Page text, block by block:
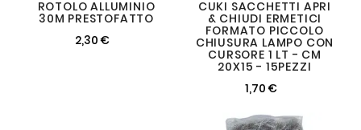
ROTOLO ALLUMINIO
30M PRESTOFATTO
2,30 €
CUKI SACCHETTI APRI
& CHIUDI ERMETICI
FORMATO PICCOLO
CHIUSURA LAMPO CON
CURSORE 1 LT - CM
20X15 - 15PEZZI
1,70 €